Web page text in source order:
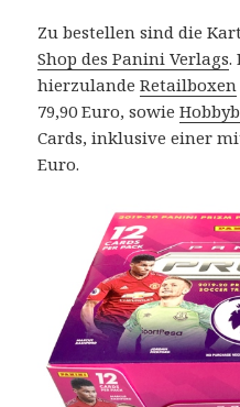
Zu bestellen sind die
Shop des Panini Verlags.
hierzulandeRetailboxen
79,90 Euro, sowie
Cards, inklusive einer
Euro.